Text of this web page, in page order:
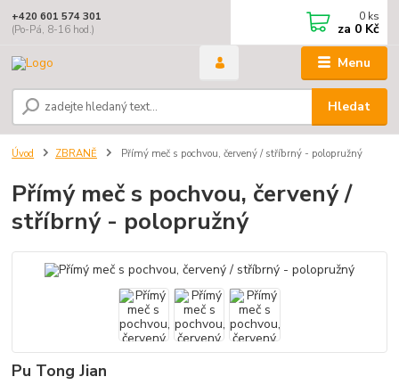
Menu
Hledat
+420 601 574 301
(Po-Pá, 8-16 hod.)
0 ks
za 0 Kč
Úvod ZBRANĚ Přímý meč s pochvou, červený / stříbrný - polopružný
Přímý meč s pochvou, červený /
stříbrný - polopružný
Pu Tong Jian